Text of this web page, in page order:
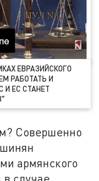
ЕВРАЗИЙСКОГО
РАБОТАТЬ И
И ЕС СТАНЕТ
Совершенно
армянского
в случае